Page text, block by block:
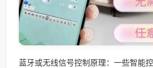
蓝牙或无线信号控制原理：一些智能